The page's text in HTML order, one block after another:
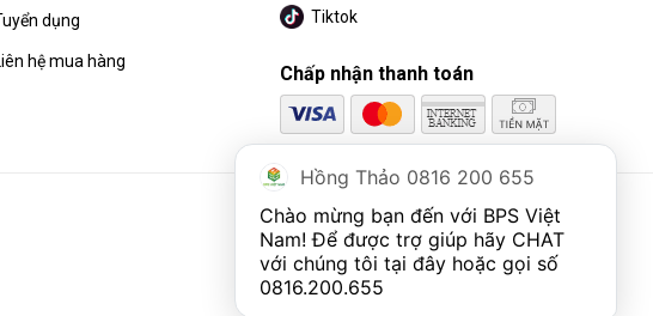
dụng
hệ mua hàng
Tiktok
Chấp nhận thanh toán
Hồng Thảo 0816 200 655
Chào mừng bạn đến với BPS Việt
Nam! Để được trợ giúp hãy CHAT
0816.200.655